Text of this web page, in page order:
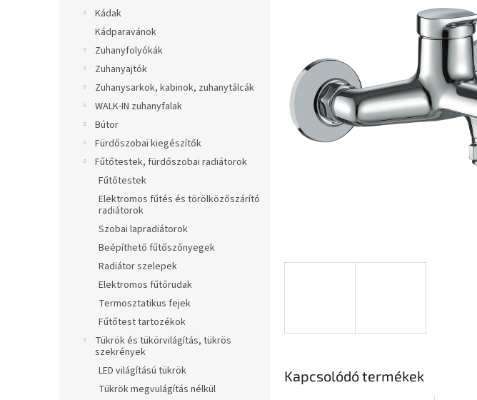
Kádak
Kádparavánok
Zuhanyfolyókák
Zuhanyajtók
Zuhanysarkok, kabinok, zuhanytálcák
WALK-IN zuhanyfalak
Bútor
Fürdőszobai kiegészítők
Fűtőtestek, fürdőszobai radiátorok
Fűtőtestek
Elektromos fűtés és törölközőszárító
radiátorok
Szobai lapradiátorok
Beépíthető fűtőszőnyegek
Radiátor szelepek
Elektromos fűtőrudak
Termosztatikus fejek
Fűtőtest tartozékok
Tükrök és tükörvilágítás, tükrös
szekrények
LED világítású tükrök
Tükrök megvulágítás nélkül
Kapcsolódó termékek